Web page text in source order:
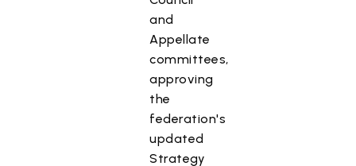
and
Appellate
committees,
approving
the
federation's
updated
Strategy